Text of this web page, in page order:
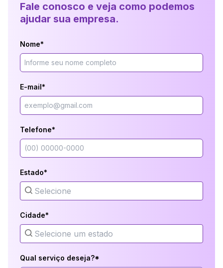
Fale conosco e veja como podemos
ajudar sua empresa.
Nome*
E-mail*
Telefone*
Estado*
Cidade*
Qual serviço deseja?*